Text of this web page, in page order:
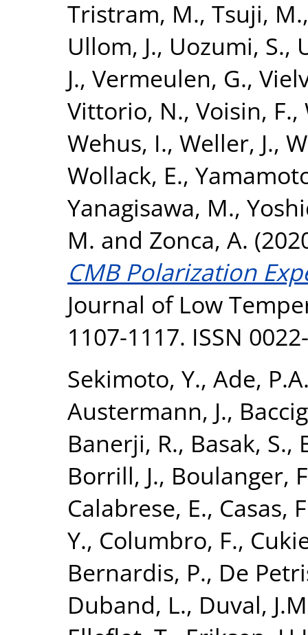
Tristram, M., Tsuji, M.
Ullom, J., Uozumi, S.,
J., Vermeulen, G.,
Vittorio, N., Voisin, F.,
Wehus, I., Weller, J.,
Wollack, E.,
Yanagisawa, M.,
M. and Zonca, A.
CMB Polarization
Journal of Low
1107-1117. ISSN
Sekimoto, Y., Ade,
Austermann, J.,
Banerji, R., Basak, S.,
Borrill, J., Boulanger,
Calabrese, E., Casas,
Y., Columbro, F.,
Bernardis, P., De
Duband, L., Duval,